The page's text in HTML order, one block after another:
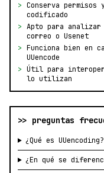
> Conserva
codificado
> Apto para analizar
correo o Usenet
> Funciona bien en
UUencode
> Útil para
lo utilizan
>> preguntas
¿Qué es UUencoding?
¿En qué se